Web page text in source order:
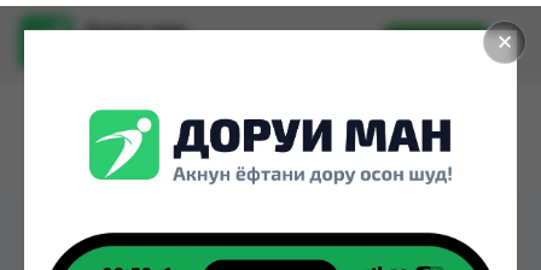
✕
Доруи ман
Установить